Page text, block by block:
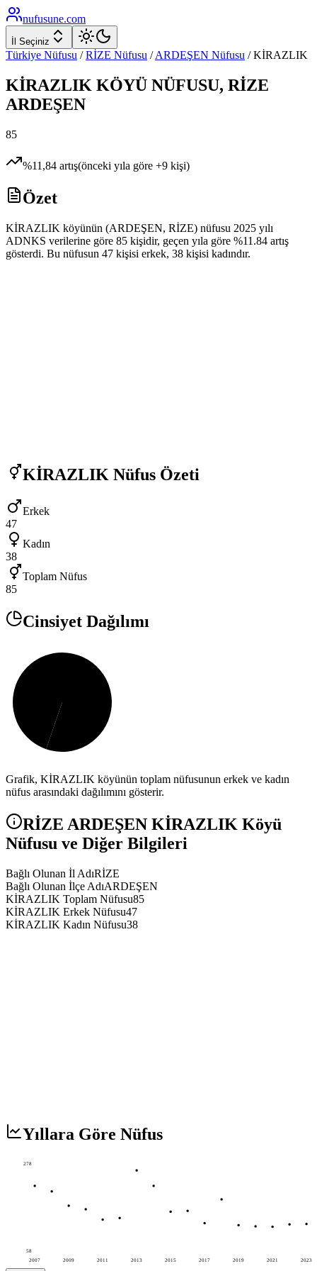
nufusune.com
İl Seçiniz
Türkiye Nüfusu / RİZE Nüfusu / ARDEŞEN Nüfusu /KİRAZLIK
KİRAZLIK KÖYÜ NÜFUSU, RİZE
ARDEŞEN
85
%11,84 artış(önceki yıla göre +9 kişi)
Özet
KİRAZLIK köyünün (ARDEŞEN, RİZE) nüfusu 2025 yılı
ADNKS verilerine göre 85 kişidir, geçen yıla göre %11.84 artış
gösterdi. Bu nüfusun 47 kişisi erkek, 38 kişisi kadındır.
KİRAZLIK Nüfus Özeti
Erkek
47
Kadın
38
Toplam Nüfus
85
Cinsiyet Dağılımı
Grafik, KİRAZLIK köyünün toplam nüfusunun erkek ve kadın
nüfus arasındaki dağılımını gösterir.
RİZE ARDEŞEN KİRAZLIK Köyü
Nüfusu ve Diğer Bilgileri
Bağlı Olunan İl AdıRİZE
Bağlı Olunan İlçe AdıARDEŞEN
KİRAZLIK Toplam Nüfusu85
KİRAZLIK Erkek Nüfusu47
KİRAZLIK Kadın Nüfusu38
Yıllara Göre Nüfus
2007 2009 2011 2013 2015 2017 2019 2021 2023
278
58